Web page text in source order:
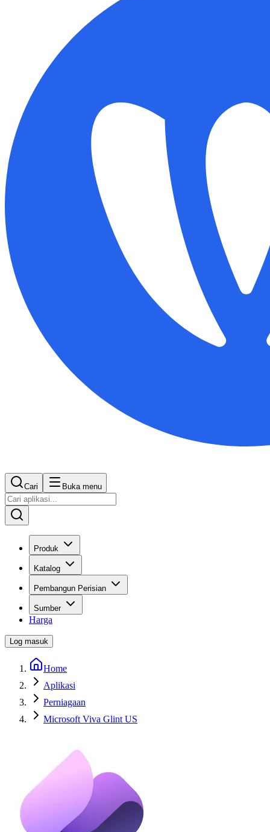
Cari Buka menu
Produk
Katalog
Pembangun Perisian
Sumber
Harga
Log masuk
Home
Aplikasi
Perniagaan
Microsoft Viva Glint US